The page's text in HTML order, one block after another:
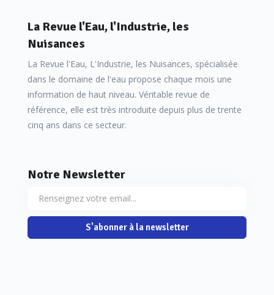
survenue au début du Moyen-Âge, en l’an 563, la
catastrophe du Tauredunum, un village situé dans le Valais
Suisse.
La catastrophedu Tauredunum
est survenue sont connues de façon précise grâce au récit
d’Avenches, premier évêque de Lausanne, dans les années
La Revue l'Eau, l'Industrie, les
Nuisances
La Revue l'Eau, L'Industrie, les Nuisances, spécialisée
dans le domaine de l'eau propose chaque mois une
information de haut niveau. Véritable revue de
référence, elle est très introduite depuis plus de trente
cinq ans dans ce secteur.
Notre Newsletter
S'abonner à la newsletter